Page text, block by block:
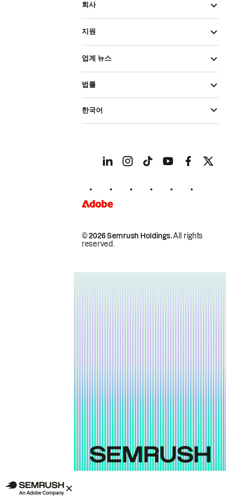
회사
지원
업계 뉴스
© 2026 Semrush Holdings.All rights
reserved.
법률
한국어